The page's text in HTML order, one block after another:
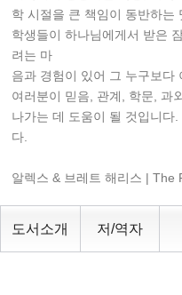
학 시절을 큰 책임이 동반하는
학생들이 하나님에게서 받은
려는 마
음과 경험이 있어 그 누구보다
여러분이 믿음, 관계, 학문, 과
나가는 데 도움이 될 것입니다
다.
알렉스 & 브레트 해리스 | The
도서소개 저/역자